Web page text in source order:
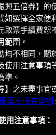
興五倍券】的
如選擇全家便
取票手續費恕
範圍。
均不相同，關
使用注意事項
準。
】之未盡事宜
興五倍券官網
用注意事項：